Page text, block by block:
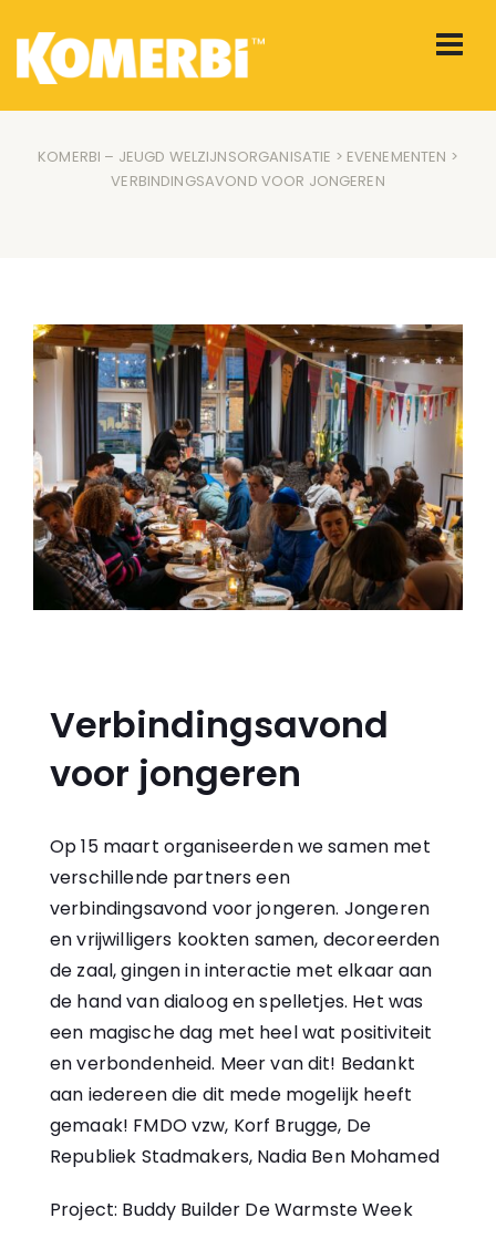
KOMERBI – JEUGD WELZIJNSORGANISATIE > EVENEMENTEN >
VERBINDINGSAVOND VOOR JONGEREN
Verbindingsavond
voor jongeren
Op 15 maart organiseerden we samen met
verschillende partners een
verbindingsavond voor jongeren. Jongeren
en vrijwilligers kookten samen, decoreerden
de zaal, gingen in interactie met elkaar aan
de hand van dialoog en spelletjes. Het was
een magische dag met heel wat positiviteit
en verbondenheid. Meer van dit! Bedankt
aan iedereen die dit mede mogelijk heeft
gemaak! FMDO vzw, Korf Brugge, De
Republiek Stadmakers, Nadia Ben Mohamed
Project: Buddy Builder De Warmste Week